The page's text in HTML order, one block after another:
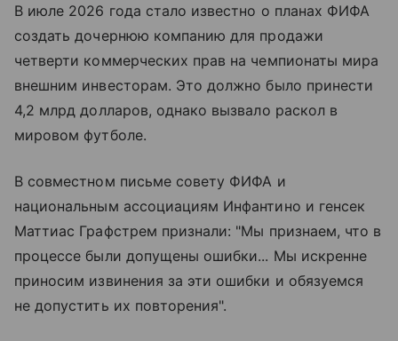
В июле 2026 года стало известно о планах ФИФА
создать дочернюю компанию для продажи
четверти коммерческих прав на чемпионаты мира
внешним инвесторам. Это должно было принести
4,2 млрд долларов, однако вызвало раскол в
мировом футболе.
В совместном письме совету ФИФА и
национальным ассоциациям Инфантино и генсек
Маттиас Графстрем признали: "Мы признаем, что в
процессе были допущены ошибки... Мы искренне
приносим извинения за эти ошибки и обязуемся
не допустить их повторения".